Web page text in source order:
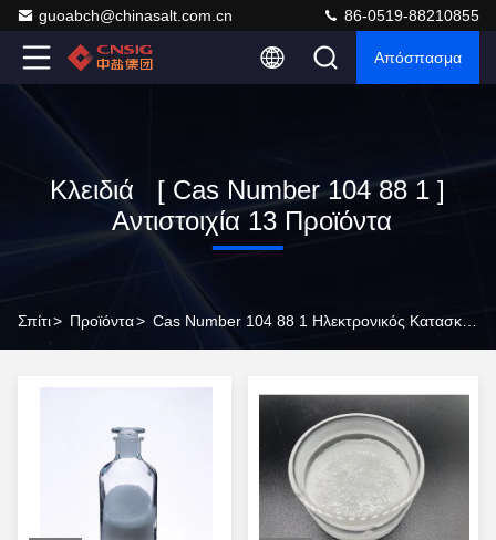
guoabch@chinasalt.com.cn 86-0519-88210855
Απόσπασμα
Κλειδιά [ Cas Number 104 88 1 ]
Αντιστοιχία 13 Προϊόντα
Σπίτι> Προϊόντα>